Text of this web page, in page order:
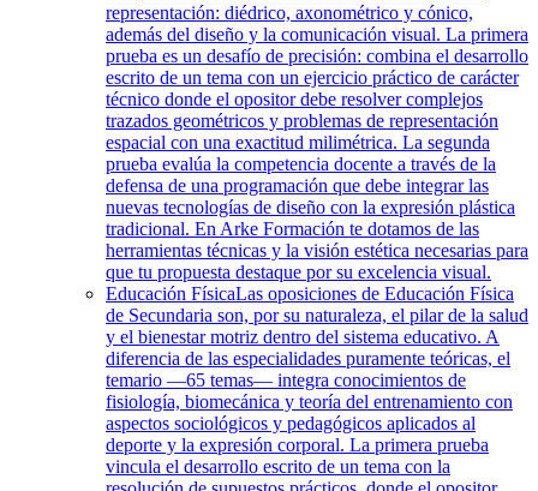
representación: diédrico, axonométrico y cónico,
además del diseño y la comunicación visual. La primera
prueba es un desafío de precisión: combina el desarrollo
escrito de un tema con un ejercicio práctico de carácter
técnico donde el opositor debe resolver complejos
trazados geométricos y problemas de representación
espacial con una exactitud milimétrica. La segunda
prueba evalúa la competencia docente a través de la
defensa de una programación que debe integrar las
nuevas tecnologías de diseño con la expresión plástica
tradicional. En Arke Formación te dotamos de las
herramientas técnicas y la visión estética necesarias para
que tu propuesta destaque por su excelencia visual.
Educación FísicaLas oposiciones de Educación Física
de Secundaria son, por su naturaleza, el pilar de la salud
y el bienestar motriz dentro del sistema educativo. A
diferencia de las especialidades puramente teóricas, el
temario —65 temas— integra conocimientos de
fisiología, biomecánica y teoría del entrenamiento con
aspectos sociológicos y pedagógicos aplicados al
deporte y la expresión corporal. La primera prueba
vincula el desarrollo escrito de un tema con la